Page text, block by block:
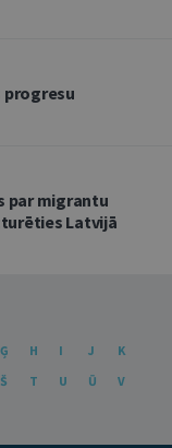
progresu
par migrantu
Latvijā
Ģ H I J
K
Š T U Ū
V